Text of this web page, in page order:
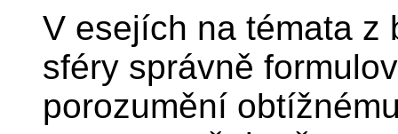
V esejích na témata z
sféry správně
porozumění